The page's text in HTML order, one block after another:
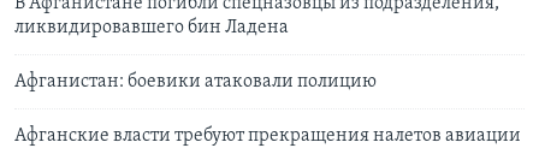
В Афганистане погибли спецназовцы из подразделения,
ликвидировавшего бин Ладена
Афганистан: боевики атаковали полицию
Афганские власти требуют прекращения налетов авиации